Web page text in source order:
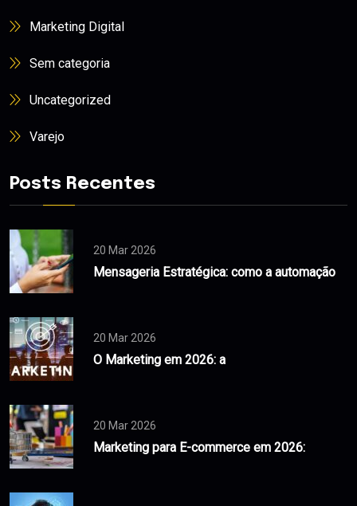
Marketing Digital
Sem categoria
Uncategorized
Varejo
Posts Recentes
20 Mar 2026
Mensageria Estratégica: como a automação
20 Mar 2026
O Marketing em 2026: a
20 Mar 2026
Marketing para E-commerce em 2026: